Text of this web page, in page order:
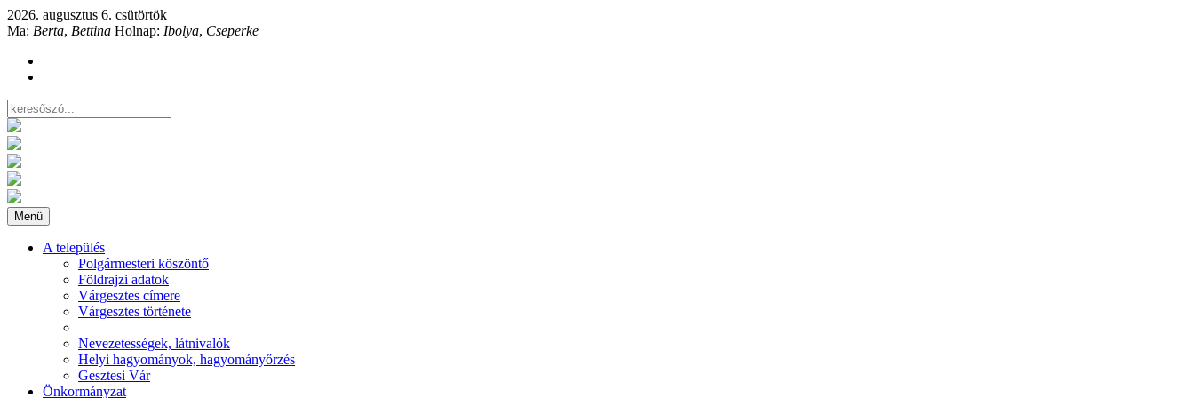
2026. augusztus 6. csütörtök
Ma: Berta, Bettina Holnap: Ibolya, Cseperke
Menü
A település
Polgármesteri köszöntő
Földrajzi adatok
Várgesztes címere
Várgesztes története
Nevezetességek, látnivalók
Helyi hagyományok, hagyományőrzés
Gesztesi Vár
Önkormányzat